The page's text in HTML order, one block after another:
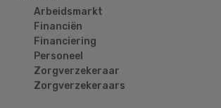
Arbeidsmarkt
Financiën
Financiering
Personeel
Zorgverzekeraar
Zorgverzekeraars